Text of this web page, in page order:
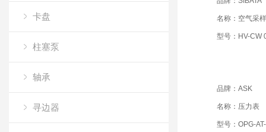
卡盘
柱塞泵
轴承
寻边器
名称：空气采
型号：HV-CW
品牌：ASK
名称：压力表
型号：OPG-